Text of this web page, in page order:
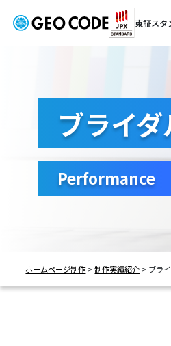
東証スタ
ブライ
Performance
ホームページ制作>制作実績紹介 > ブラ